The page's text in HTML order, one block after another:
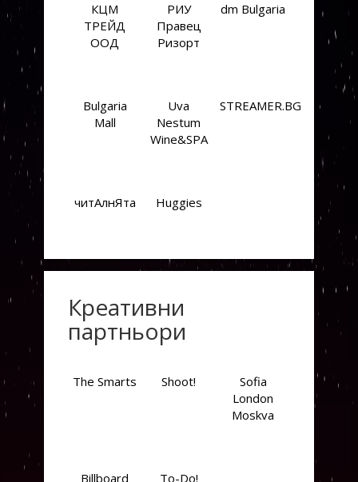
КЦМ
ТРЕЙД
ООД
РИУ
Правец
Ризорт
dm Bulgaria
Bulgaria
Mall
Uva
Nestum
Wine&SPA
STREAMER.BG
читАлнЯта Huggies
Креативни
партньори
The Smarts Shoot!
Sofia
London
Moskva
Billboard To-Do!